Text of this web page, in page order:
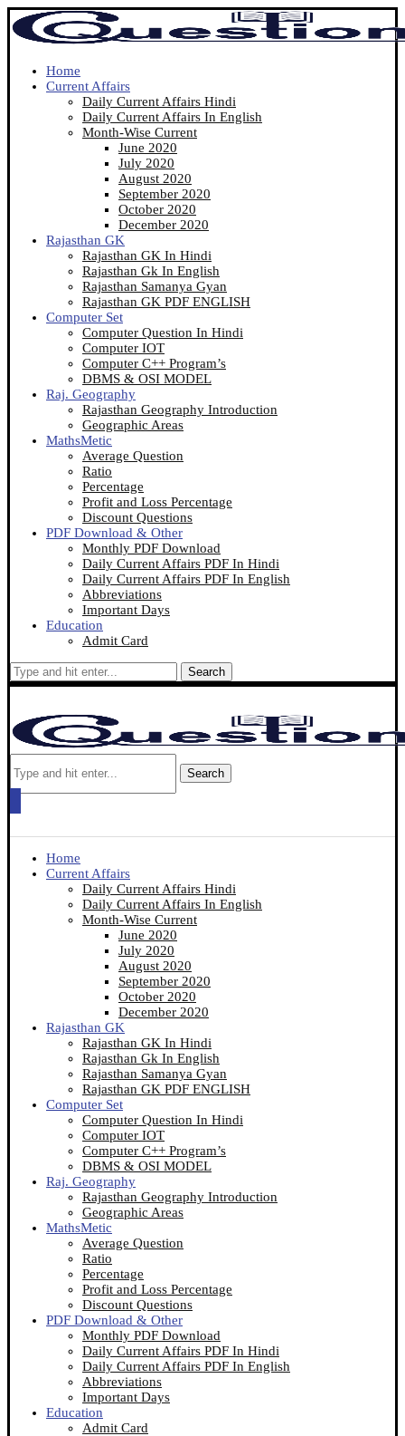
Home
Current Affairs
Daily Current Affairs Hindi
Daily Current Affairs In English
Month-Wise Current
June 2020
July 2020
August 2020
September 2020
October 2020
December 2020
Rajasthan GK
Rajasthan GK In Hindi
Rajasthan Gk In English
Rajasthan Samanya Gyan
Rajasthan GK PDF ENGLISH
Computer Set
Computer Question In Hindi
Computer IOT
Computer C++ Program’s
DBMS & OSI MODEL
Raj. Geography
Rajasthan Geography Introduction
Geographic Areas
MathsMetic
Average Question
Ratio
Percentage
Profit and Loss Percentage
Discount Questions
PDF Download & Other
Monthly PDF Download
Daily Current Affairs PDF In Hindi
Daily Current Affairs PDF In English
Abbreviations
Important Days
Education
Admit Card
Search
Search
Home
Current Affairs
Daily Current Affairs Hindi
Daily Current Affairs In English
Month-Wise Current
June 2020
July 2020
August 2020
September 2020
October 2020
December 2020
Rajasthan GK
Rajasthan GK In Hindi
Rajasthan Gk In English
Rajasthan Samanya Gyan
Rajasthan GK PDF ENGLISH
Computer Set
Computer Question In Hindi
Computer IOT
Computer C++ Program’s
DBMS & OSI MODEL
Raj. Geography
Rajasthan Geography Introduction
Geographic Areas
MathsMetic
Average Question
Ratio
Percentage
Profit and Loss Percentage
Discount Questions
PDF Download & Other
Monthly PDF Download
Daily Current Affairs PDF In Hindi
Daily Current Affairs PDF In English
Abbreviations
Important Days
Education
Admit Card